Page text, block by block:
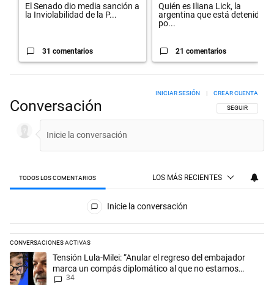
El Senado dio media sanción a
la Inviolabilidad de la P...
31 comentarios
Quién es Iliana Lick, la
argentina que está detenida
po...
21 comentarios
Conversación SIGA ESTA
SEGUIR
INICIAR SESIÓN | CREAR CUENTA
TODOS LOS COMENTARIOS LOS MÁS RECIENTES
Inicie la conversación
CONVERSACIONES ACTIVAS
Este listado muestra los artículos con más comentarios en los
Un artículo de tendencia con el título "Tensión Lula-Milei: “Anular el
Tensión Lula-Milei: “Anular el regreso del embajador
marca un compás diplomático al que no estamos
acostumbrados"
34